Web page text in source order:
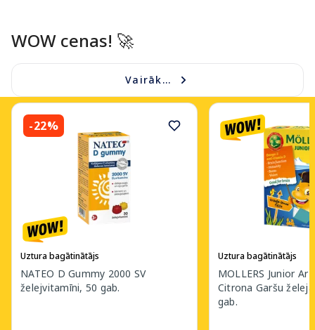
WOW cenas! 🚀​
Vairāk...
-22%
Uztura bagātinātājs
NATEO D Gummy 2000 SV
želejvitamīni, 50 gab.
Uztura bagātinātājs
MOLLERS Junior Ar
Citrona Garšu
gab.